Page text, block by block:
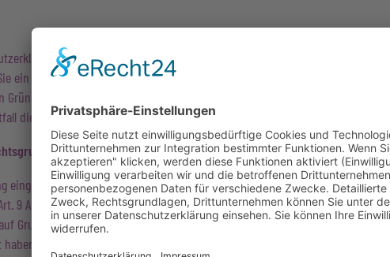
keine speziellere Speicherdauer genannt wurde, verbleiben Ihre
ein berechtigtes Löschersuchen geltend machen oder eine Einwilligung
für die Speicherung Ihrer personenbezogenen Daten haben (z. B.
dieser Gründe.
der Datenverarbeitung auf dieser Website
haben, verarbeiten wir Ihre personenbezogenen Daten auf
9 Abs. 1 DSGVO verarbeitet werden. Im Falle einer ausdrücklichen
Grundlage von Art. 49 Abs. 1 lit. a DSGVO. Sofern Sie in die Speicherung
erfolgt die Datenverarbeitung zusätzlich auf Grundlage von § 25 Abs. 1